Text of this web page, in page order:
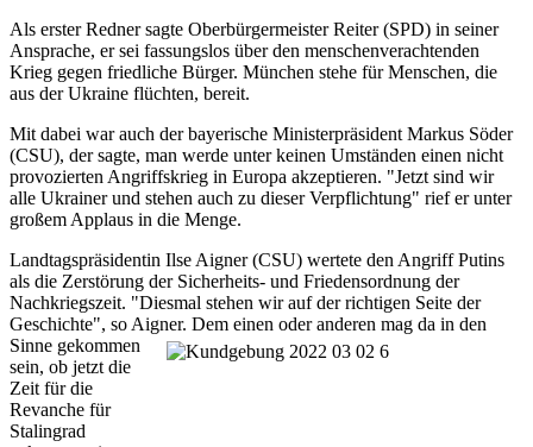
Als erster Redner sagte Oberbürgermeister Reiter (SPD) in seiner
Ansprache, er sei fassungslos über den menschenverachtenden
Krieg gegen friedliche Bürger. München stehe für Menschen, die
aus der Ukraine flüchten, bereit.
Mit dabei war auch der bayerische Ministerpräsident Markus Söder
(CSU), der sagte, man werde unter keinen Umständen einen nicht
provozierten Angriffskrieg in Europa akzeptieren. "Jetzt sind wir
alle Ukrainer und stehen auch zu dieser Verpflichtung" rief er unter
großem Applaus in die Menge.
Landtagspräsidentin Ilse Aigner (CSU) wertete den Angriff Putins
als die Zerstörung der Sicherheits- und Friedensordnung der
Nachkriegszeit. "Diesmal stehen wir auf der richtigen Seite der
Geschichte", so Aigner. Dem einen oder anderen mag da in den
Sinne gekommen
sein, ob jetzt die
Zeit für die
Revanche für
Stalingrad